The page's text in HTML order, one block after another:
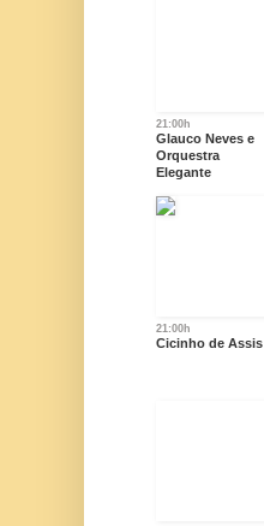
Glauco Neves e
Orquestra
Elegante
21:00h
Cicinho de Assis
21:00h